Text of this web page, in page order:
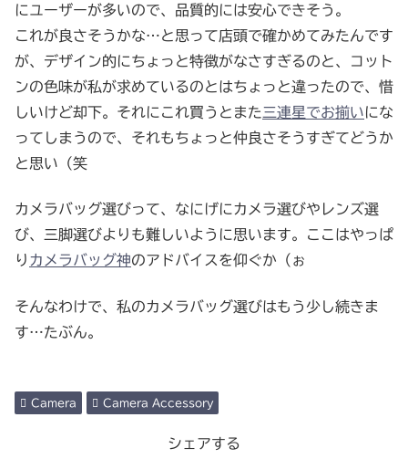
にユーザーが多いので、品質的には安心できそう。
これが良さそうかな…と思って店頭で確かめてみたんです
が、デザイン的にちょっと特徴がなさすぎるのと、コット
ンの色味が私が求めているのとはちょっと違ったので、惜
しいけど却下。それにこれ買うとまた三連星でお揃いにな
ってしまうので、それもちょっと仲良さそうすぎてどうか
と思い（笑
カメラバッグ選びって、なにげにカメラ選びやレンズ選
び、三脚選びよりも難しいように思います。ここはやっぱ
り カメラバッグ神のアドバイスを仰ぐか（ぉ
そんなわけで、私のカメラバッグ選びはもう少し続きま
す…たぶん。
Camera Camera Accessory
シェアする